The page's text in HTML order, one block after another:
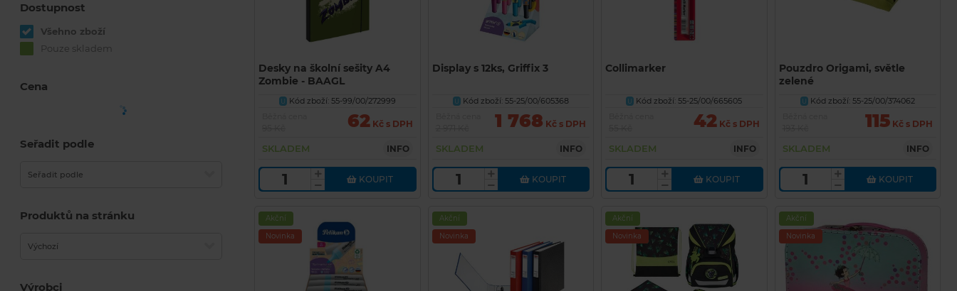
Desky na školní sešity A4
Zombie - BAAGL
U Kód zboží: 55-99/00/272999
62Kč s DPH
SKLADEM INFO
KOUPIT
Display s 12ks, Griffix 3
U Kód zboží: 55-25/00/605368
1 768 Kč s DPH
SKLADEM INFO
KOUPIT
Collimarker
U
Kód zboží: 55-25/00/665605
42Kč s DPH
SKLADEM INFO
KOUPIT
Pouzdro Origami, světle
zelené
U Kód zboží: 55-25/00/374062
115 Kč s DPH
SKLADEM INFO
KOUPIT
Akční
Novinka
Akční
Novinka
Akční
Novinka
Akční
Novinka
Dostupnost
Všehno zboží
Pouze skladem
Cena
Seřadit podle
Seřadit podle
Produktů na stránku
Výchozí
Výrobci